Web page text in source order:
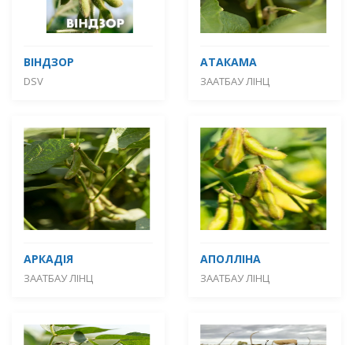
ВІНДЗОР
DSV
АТАКАМА
ЗААТБАУ ЛІНЦ
АРКАДІЯ
ЗААТБАУ ЛІНЦ
АПОЛЛІНА
ЗААТБАУ ЛІНЦ